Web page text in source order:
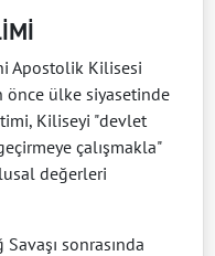
Apostolik Kilisesi
önce ülke siyasetinde
Kiliseyi "devlet
çalışmakla"
değerleri
sonrasında